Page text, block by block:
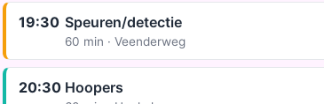
19:30 Speuren/detectie
60 min · Veenderweg
20:30 Hoopers